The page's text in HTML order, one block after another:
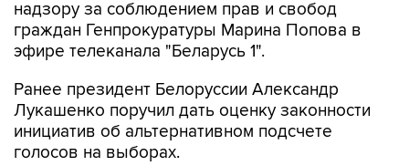
надзору за соблюдением прав и свобод
граждан Генпрокуратуры Марина Попова в
эфире телеканала "Беларусь 1".
Ранее президент Белоруссии Александр
Лукашенко поручил дать оценку законности
инициатив об альтернативном подсчете
голосов на выборах.